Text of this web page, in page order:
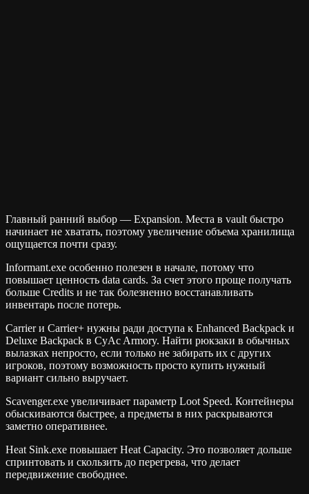
Главный ранний выбор — Expansion. Места в vault быстро
начинает не хватать, поэтому увеличение объема хранилища
ощущается почти сразу.
Informant.exe особенно полезен в начале, потому что
повышает ценность data cards. За счет этого проще получать
больше Credits и не так болезненно восстанавливать
инвентарь после потерь.
Carrier и Carrier+ нужны ради доступа к Enhanced Backpack и
Deluxe Backpack в CyAc Armory. Найти рюкзаки в обычных
вылазках непросто, если только не забирать их с других
игроков, поэтому возможность просто купить нужный
вариант сильно выручает.
Scavenger.exe увеличивает параметр Loot Speed. Контейнеры
обыскиваются быстрее, а предметы в них раскрываются
заметно оперативнее.
Heat Sink.exe повышает Heat Capacity. Это позволяет дольше
спринтовать и скользить до перегрева, что делает
передвижение свободнее.